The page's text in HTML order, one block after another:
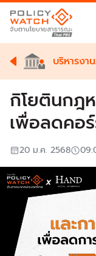
บริหารงา
กิโยตินกฎ
เพื่อลดคอ
20 ม.ค. 2568